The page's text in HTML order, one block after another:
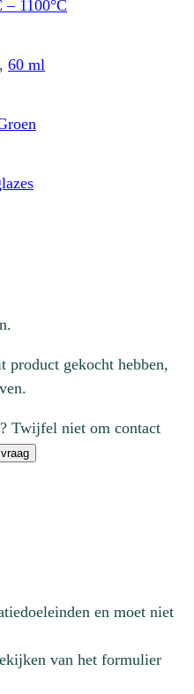
– 1100°C
, 60 ml
product gekocht hebben,
Twijfel niet om contact
en moet niet
van het formulier